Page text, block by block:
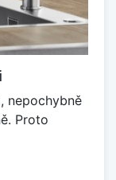
nepochybně
Proto